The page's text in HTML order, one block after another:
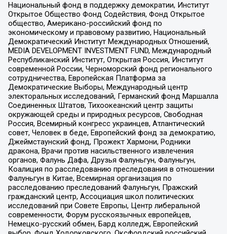
Национальный фонд в поддержку демократии, Институт
Открытое Общество Фонд Содействия, Фонд Открытое
общество, Американо-российский фонд по
экономическому и правовому развитию, Национальный
Демократический Институт Международных Отношений,
MEDIA DEVELOPMENT INVESTMENT FUND, Международный
Республиканский Институт, Открытая Россия, Институт
современной России, Черноморский фонд регионального
сотрудничества, Европейская Платформа за
Демократические Выборы, Международный центр
электоральных исследований, Германский фонд Маршалла
Соединенных Штатов, Тихоокеанский центр защиты
окружающей среды и природных ресурсов, Свободная
Россия, Всемирный конгресс украинцев, Атлантический
совет, Человек в беде, Европейский фонд за демократию,
Джеймстаунский фонд, Прожект Хармони, Родники
дракона, Врачи против насильственного извлечения
органов, Фалунь Дафа, Друзья Фалуньгун, Фалуньгун,
Коалиция по расследованию преследования в отношении
Фалуньгун в Китае, Всемирная организация по
расследованию преследований Фалуньгун, Пражский
гражданский центр, Ассоциация школ политических
исследований при Совете Европы, Центр либеральной
современности, Форум русскоязычных европейцев,
Немецко-русский обмен, Бард колледж, Европейский